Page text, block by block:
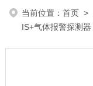
当前位置：首页 >
IS+气体报警探测器